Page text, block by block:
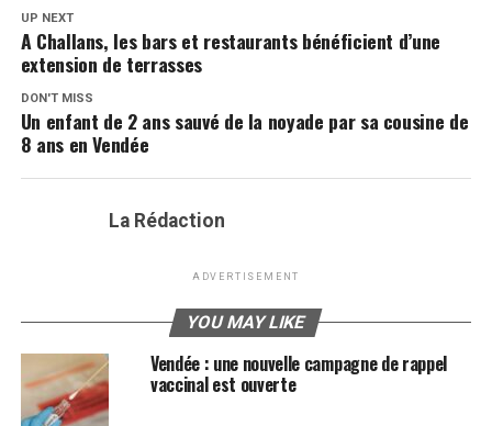
UP NEXT
A Challans, les bars et restaurants bénéficient d’une
extension de terrasses
DON'T MISS
Un enfant de 2 ans sauvé de la noyade par sa cousine de
8 ans en Vendée
La Rédaction
ADVERTISEMENT
YOU MAY LIKE
Vendée : une nouvelle campagne de rappel
vaccinal est ouverte